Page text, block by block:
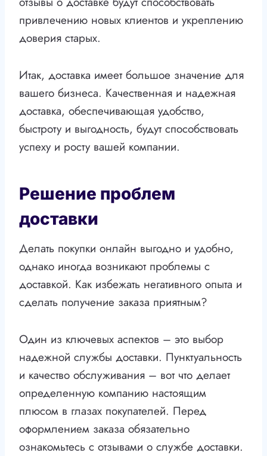
привлечению новых клиентов и укреплению
доверия старых.
Итак, доставка имеет большое значение для
вашего бизнеса. Качественная и надежная
доставка, обеспечивающая удобство,
быстроту и выгодность, будут способствовать
успеху и росту вашей компании.
Решение проблем
доставки
Делать покупки онлайн выгодно и удобно,
однако иногда возникают проблемы с
доставкой. Как избежать негативного опыта и
сделать получение заказа приятным?
Один из ключевых аспектов – это выбор
надежной службы доставки. Пунктуальность
и качество обслуживания – вот что делает
определенную компанию настоящим
плюсом в глазах покупателей. Перед
оформлением заказа обязательно
ознакомьтесь с отзывами о службе доставки.